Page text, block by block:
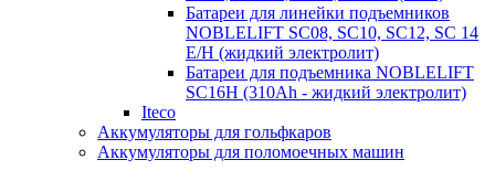
Батареи для линейки подъемников
NOBLELIFT SC08, SC10, SC12, SC 14
E/H (жидкий электролит)
Батареи для подъемника NOBLELIFT
SC16H (310Ah - жидкий электролит)
Iteco
Аккумуляторы для гольфкаров
Аккумуляторы для поломоечных машин